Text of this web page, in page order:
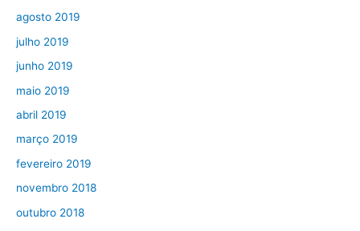
agosto 2019
julho 2019
junho 2019
maio 2019
abril 2019
março 2019
fevereiro 2019
novembro 2018
outubro 2018